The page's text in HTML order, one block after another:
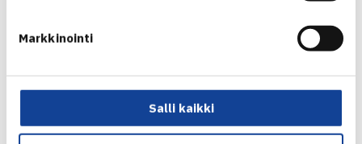
Markkinointi
Salli kaikki